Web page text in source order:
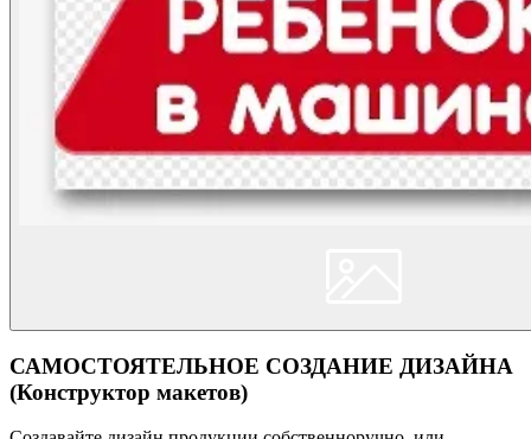
САМОСТОЯТЕЛЬНОЕ СОЗДАНИЕ ДИЗАЙНА
(Конструктор макетов)